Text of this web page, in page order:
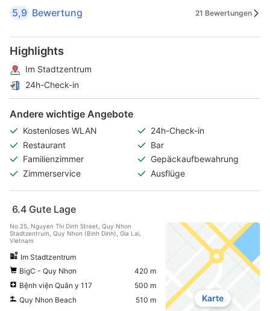
5,9 Bewertung 21 Bewertungen
Highlights
Im Stadtzentrum
24h-Check-in
Andere wichtige Angebote
Kostenloses WLAN
24h-Check-in
Restaurant
Bar
Familienzimmer
Gepäckaufbewahrung
Zimmerservice
Ausflüge
6.4 Gute Lage
No.25, Nguyen Thi Dinh Street, Quy Nhon
Stadtzentrum, Quy Nhon (Binh Dinh), Gia Lai,
Vietnam
Im Stadtzentrum
BigC - Quy Nhơn
420 m
Bệnh viện Quân y 117
500 m
Quy Nhon Beach
510 m
Karte